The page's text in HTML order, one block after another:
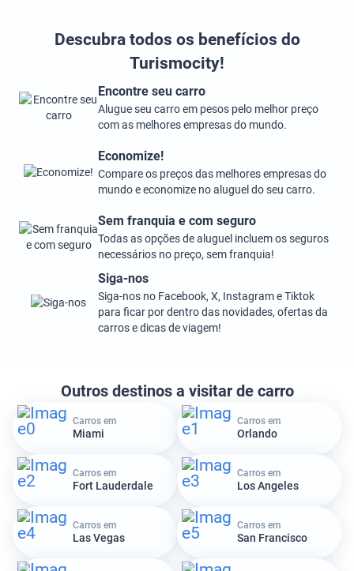
Descubra todos os benefícios do
Turismocity!
Encontre seu carro
Alugue seu carro em pesos pelo melhor preço
com as melhores empresas do mundo.
Economize!
Compare os preços das melhores empresas do
mundo e economize no aluguel do seu carro.
Sem franquia e com seguro
Todas as opções de aluguel incluem os seguros
necessários no preço, sem franquia!
Siga-nos
Siga-nos no Facebook, X, Instagram e Tiktok
para ficar por dentro das novidades, ofertas da
carros e dicas de viagem!
Outros destinos a visitar de carro
Carros em
Miami
Carros em
Orlando
Carros em
Fort Lauderdale
Carros em
Los Angeles
Carros em
Las Vegas
Carros em
San Francisco